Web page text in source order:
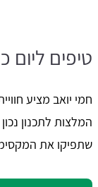
טיפים ליום
חמי יואב מציע
המלצות לתכנון
שתפיקו את